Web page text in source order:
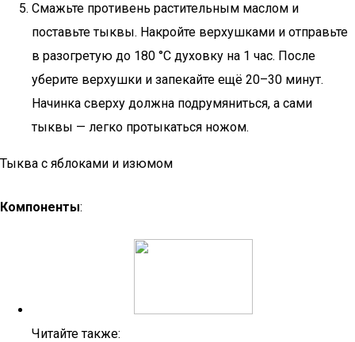
Смажьте противень растительным маслом и
поставьте тыквы. Накройте верхушками и отправьте
в разогретую до 180 °C духовку на 1 час. После
уберите верхушки и запекайте ещё 20–30 минут.
Начинка сверху должна подрумяниться, а сами
тыквы — легко протыкаться ножом.
Тыква с яблоками и изюмом
Компоненты:
Читайте также: